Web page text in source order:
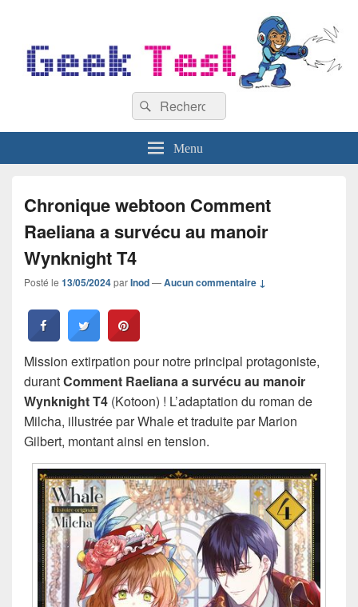
Recherche :
Rechercher
Menu
Chronique webtoon Comment
Raeliana a survécu au manoir
Wynknight T4
Posté le 13/05/2024parInod—Aucun commentaire ↓
Mission extirpation pour notre principal protagoniste,
durantComment Raeliana a survécu au manoir
Wynknight T4 (Kotoon) ! L’adaptation du roman de
Milcha, illustrée par Whale et traduite par Marion
Gilbert, montant ainsi en tension.